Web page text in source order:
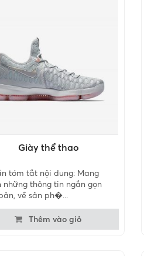
Giày thể thao
tóm tắt nội dung: Mang
những thông tin ngắn gọn
về sản ph�...
Thêm vào giỏ